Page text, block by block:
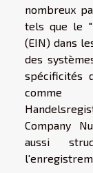
nombreux
tels que le
(EIN) dans
des
spécificités
Company
aussi